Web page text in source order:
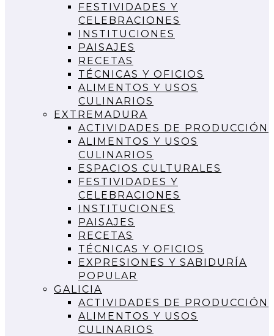
FESTIVIDADES Y
CELEBRACIONES
INSTITUCIONES
PAISAJES
RECETAS
TÉCNICAS Y OFICIOS
ALIMENTOS Y USOS
CULINARIOS
EXTREMADURA
ACTIVIDADES DE PRODUCCIÓN
ALIMENTOS Y USOS
CULINARIOS
ESPACIOS CULTURALES
FESTIVIDADES Y
CELEBRACIONES
INSTITUCIONES
PAISAJES
RECETAS
TÉCNICAS Y OFICIOS
EXPRESIONES Y SABIDURÍA
POPULAR
GALICIA
ACTIVIDADES DE PRODUCCIÓN
ALIMENTOS Y USOS
CULINARIOS